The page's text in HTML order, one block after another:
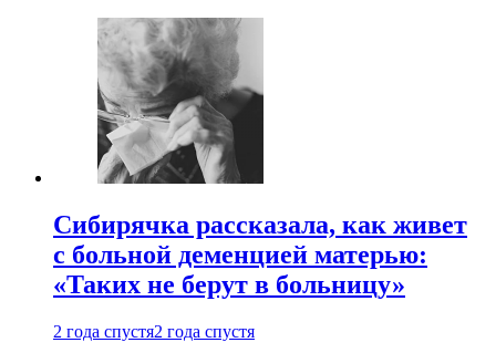
Сибирячка рассказала, как живет
с больной деменцией матерью:
«Таких не берут в больницу»
2 года спустя2 года спустя